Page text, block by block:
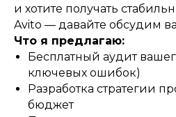
и хотите получать
Avito — давайте обсудим
Что я предлагаю:
Бесплатный аудит
ключевых ошибок)
Разработка стратегии
бюджет